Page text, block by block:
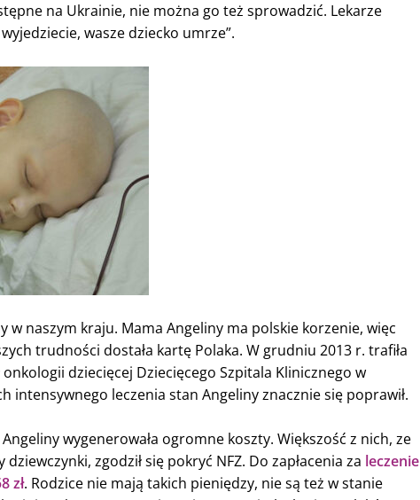
na Ukrainie, nie można go też sprowadzić. Lekarze
wasze dziecko umrze”.
w naszym kraju. Mama Angeliny ma polskie korzenie, więc
trudności dostała kartę Polaka. W grudniu 2013 r. trafiła
dziecięcej Dziecięcego Szpitala Klinicznego w
intensywnego leczenia stan Angeliny znacznie się poprawił.
wygenerowała ogromne koszty. Większość z nich, ze
zgodził się pokryć NFZ. Do zapłacenia za leczenie
zł. Rodzice nie mają takich pieniędzy, nie są też w stanie